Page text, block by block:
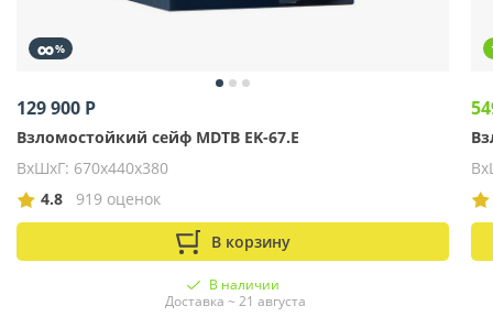
∞%
129 900 Р
Взломостойкий сейф MDTB EK-67.E
ВхШхГ: 670х440х380
4.8
919 оценок
В корзину
В наличии
Доставка ~ 21 августа